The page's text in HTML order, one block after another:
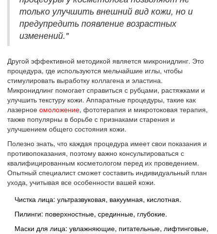
только улучшить внешний вид кожи, но и
предупредить появление возрастных
изменений."
Другой эффективной методикой является микронидлинг. Это
процедура, где используются мельчайшие иглы, чтобы
стимулировать выработку коллагена и эластина.
Микронидлинг помогает справиться с рубцами, растяжками и
улучшить текстуру кожи. Аппаратные процедуры, такие как
лазерное омоложение, фототерапия и микротоковая терапия,
также популярны в борьбе с признаками старения и
улучшением общего состояния кожи.
Полезно знать, что каждая процедура имеет свои показания и
противопоказания, поэтому важно консультироваться с
квалифицированным косметологом перед их проведением.
Опытный специалист сможет составить индивидуальный план
ухода, учитывая все особенности вашей кожи.
Чистка лица: ультразвуковая, вакуумная, кислотная.
Пилинги: поверхностные, срединные, глубокие.
Маски для лица: увлажняющие, питательные, лифтинговые,